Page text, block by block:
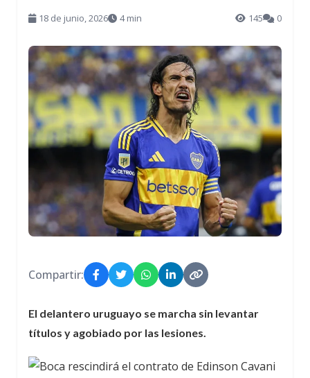
18 de junio, 2026 4 min 145 0
Compartir:
El delantero uruguayo se marcha sin levantar
títulos y agobiado por las lesiones.